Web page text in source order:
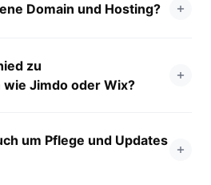
Domain und Hosting?
zu
Jimdo oder Wix?
um Pflege und Updates